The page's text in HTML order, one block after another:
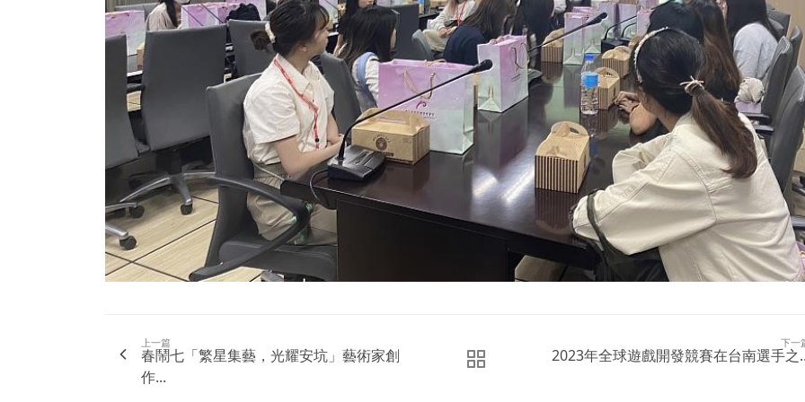
上一篇
春鬧七「繁星集藝，光耀安坑」藝術家創
作...
下一
2023年全球遊戲開發競賽在台南選手之